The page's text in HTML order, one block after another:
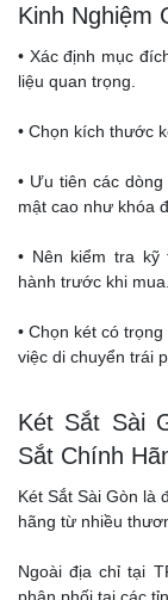
Kinh Nghiệm
• Xác định mục
liệu quan trọng.
• Chọn kích thước
• Ưu tiên các
mật cao như khóa
• Nên kiểm tra kỹ
hành trước khi mua.
• Chọn két có
việc di chuyển trái
Két Sắt Sài
Sắt Chính
Két Sắt Sài Gòn là
hãng từ nhiều
Ngoài địa chỉ tại